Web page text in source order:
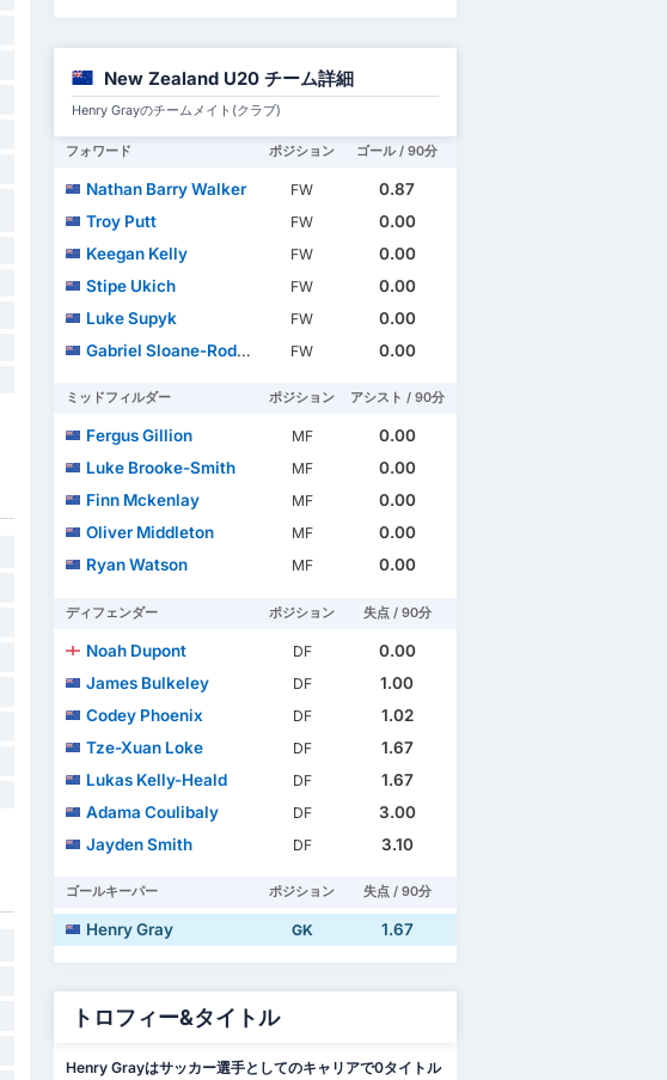
New Zealand U20 チーム詳細
Henry Grayのチームメイト(クラブ)
フォワード ポジション ゴール / 90分
Nathan Barry Walker FW
0.87
Troy Putt
FW
0.00
Keegan Kelly
FW
0.00
Stipe Ukich
FW
0.00
Luke Supyk
FW
0.00
Gabriel Sloane-Rodrigues
FW 0.00
ミッドフィルダー ポジション アシスト / 90分
Fergus Gillion MF
0.00
Luke Brooke-Smith
MF
0.00
Finn Mckenlay
MF
0.00
Oliver Middleton
MF
0.00
Ryan Watson
MF 0.00
ディフェンダー ポジション 失点 / 90分
Noah Dupont DF
0.00
James Bulkeley
DF
1.00
Codey Phoenix
DF
1.02
Tze-Xuan Loke
DF
1.67
Lukas Kelly-Heald
DF
1.67
Adama Coulibaly
DF
3.00
Jayden Smith
DF 3.10
ゴールキーパー ポジション 失点 / 90分
Henry Gray GK 1.67
トロフィー&タイトル
Henry Grayはサッカー選手としてのキャリアで0タイトル